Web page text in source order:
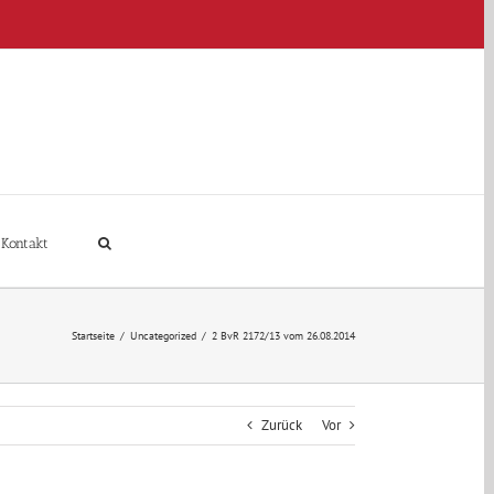
Kontakt
Startseite / Uncategorized / 2 BvR 2172/13 vom 26.08.2014
Zurück Vor